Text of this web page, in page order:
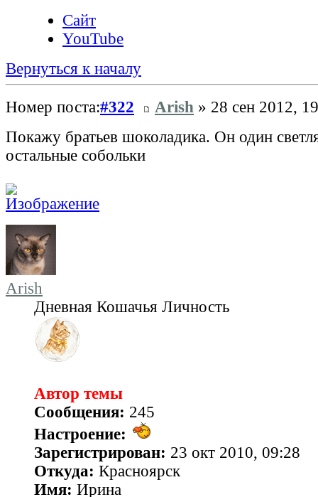
Сайт
YouTube
Вернуться к началу
Номер поста:#322 Arish » 28 сен 2012,
Покажу братьев шоколадика. Он один
остальные собольки
Arish
Дневная Кошачья Личность
Автор темы
Сообщения: 245
Настроение:
Зарегистрирован: 23 окт 2010, 09:28
Откуда: Красноярск
Имя: Ирина